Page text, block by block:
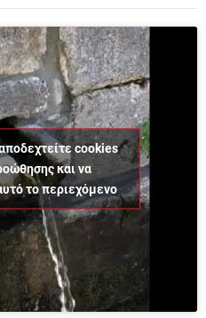
cookies
και να
το περιεχόμενο